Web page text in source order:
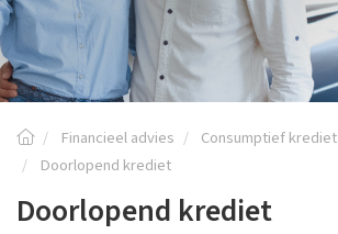
Financieel advies
Consumptief krediet
Doorlopend krediet
Doorlopend krediet